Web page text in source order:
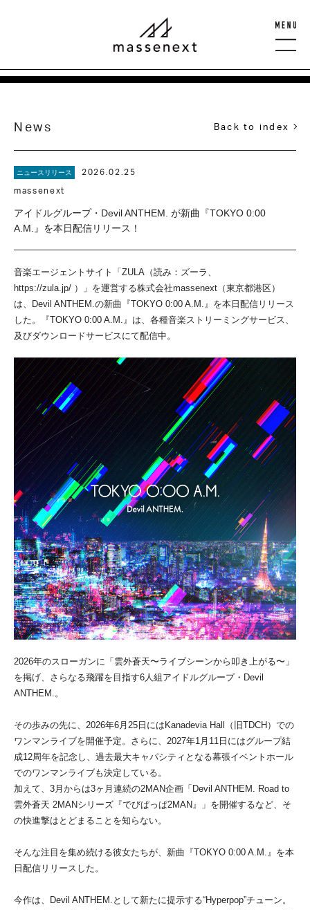
News Back to index
ニュースリリース
2026.02.25
massenext
アイドルグループ・Devil ANTHEM. が新曲『TOKYO 0:00
A.M.』を本日配信リリース！
音楽エージェントサイト「ZULA（読み：ズーラ、
https://zula.jp/ ）」を運営する株式会社massenext（東京都港区）
は、Devil ANTHEM.の新曲『TOKYO 0:00 A.M.』を本日配信リリース
した。『TOKYO 0:00 A.M.』は、各種音楽ストリーミングサービス、
及びダウンロードサービスにて配信中。
2026年のスローガンに「雲外蒼天〜ライブシーンから叩き上がる〜」
を掲げ、さらなる飛躍を目指す6人組アイドルグループ・Devil
ANTHEM.。
その歩みの先に、2026年6月25日にはKanadevia Hall（旧TDCH）での
ワンマンライブを開催予定。さらに、2027年1月11日にはグループ結
成12周年を記念し、過去最大キャパシティとなる幕張イベントホール
でのワンマンライブも決定している。
加えて、3月からは3ヶ月連続の2MAN企画「Devil ANTHEM. Road to
雲外蒼天 2MANシリーズ『でびぱっぱ2MAN』」を開催するなど、そ
の快進撃はとどまることを知らない。
そんな注目を集め続ける彼女たちが、新曲『TOKYO 0:00 A.M.』を本
日配信リリースした。
今作は、Devil ANTHEM.として新たに提示する“Hyperpop”チューン。